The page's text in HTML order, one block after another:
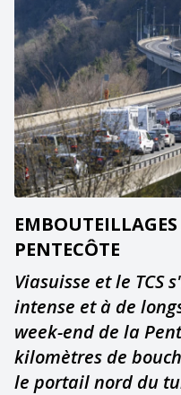
PENTECÔTE
Viasuisse et le
intense et à de
week-end de la
kilomètres de
le portail nord du